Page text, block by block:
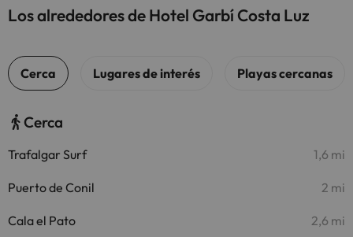
Los alrededores de Hotel Garbí Costa Luz
Cerca
Trafalgar Surf 1,6 mi
Puerto de Conil 2 mi
Cala el Pato 2,6 mi